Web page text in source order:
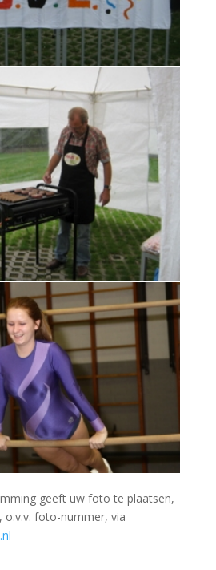
geeft uw foto te plaatsen,
o.v.v. foto-nummer, via